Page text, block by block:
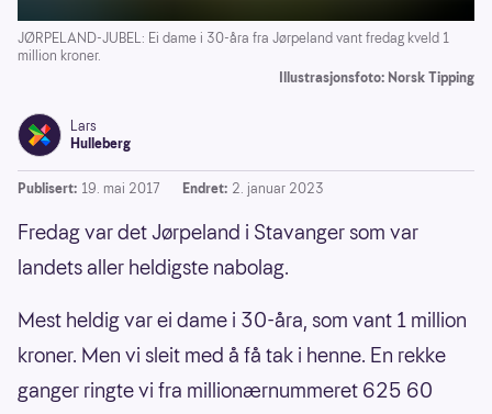
JØRPELAND-JUBEL: Ei dame i 30-åra fra Jørpeland vant fredag kveld 1
million kroner.
Illustrasjonsfoto: Norsk Tipping
Lars
Hulleberg
Publisert: 19. mai 2017 Endret: 2. januar 2023
Fredag var det Jørpeland i Stavanger som var
landets aller heldigste nabolag.
Mest heldig var ei dame i 30-åra, som vant 1 million
kroner. Men vi sleit med å få tak i henne. En rekke
ganger ringte vi fra millionærnummeret 625 60